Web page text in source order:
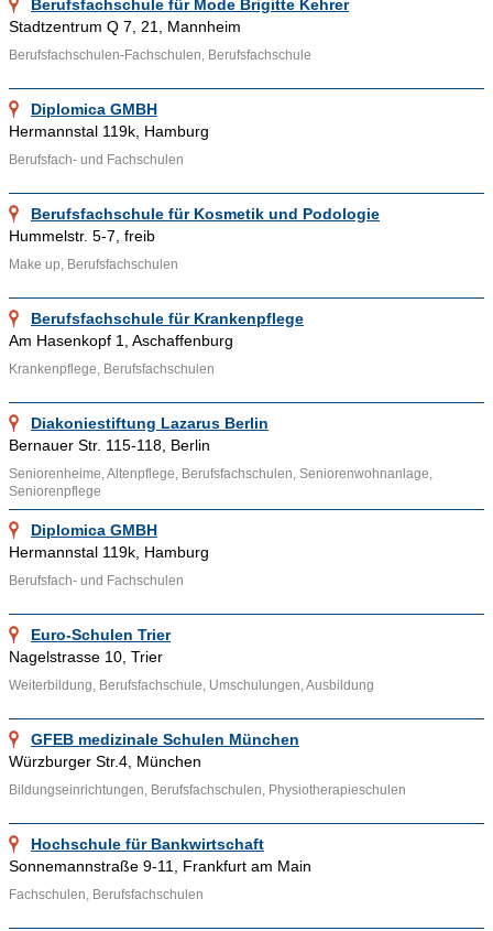
Im Branchenverzeichnis von www.Adressennet.de finden sich
Branchenbucheintrag bei Adressennet.de bieten wir noch viele
weitere Leistungen im Bereich des Internetmarketing. Wenn
Ähnliche Themenbereiche wie Pflegefachschulen, Fachschule
bereitgestellten Links aufgesucht werden. Weitere
Informationen über Technikerschulen und andere technische
Bildungseinrichtungen finden sich im Internet, beispielsweise
Berufsfachschule für Mode Brigitte Kehrer
Stadtzentrum Q 7, 21, Mannheim
Berufsfachschulen-Fachschulen, Berufsfachschule
Diplomica GMBH
Hermannstal 119k, Hamburg
Berufsfach- und Fachschulen
Berufsfachschule für Kosmetik und Podologie
Hummelstr. 5-7, freib
Make up, Berufsfachschulen
Berufsfachschule für Krankenpflege
Am Hasenkopf 1, Aschaffenburg
Krankenpflege, Berufsfachschulen
Diakoniestiftung Lazarus Berlin
Bernauer Str. 115-118, Berlin
Seniorenheime, Altenpflege, Berufsfachschulen, Seniorenwohnanlage,
Seniorenpflege
Diplomica GMBH
Hermannstal 119k, Hamburg
Berufsfach- und Fachschulen
Euro-Schulen Trier
Nagelstrasse 10, Trier
Weiterbildung, Berufsfachschule, Umschulungen, Ausbildung
GFEB medizinale Schulen München
Würzburger Str.4, München
Bildungseinrichtungen, Berufsfachschulen, Physiotherapieschulen
Hochschule für Bankwirtschaft
Sonnemannstraße 9-11, Frankfurt am Main
Fachschulen, Berufsfachschulen